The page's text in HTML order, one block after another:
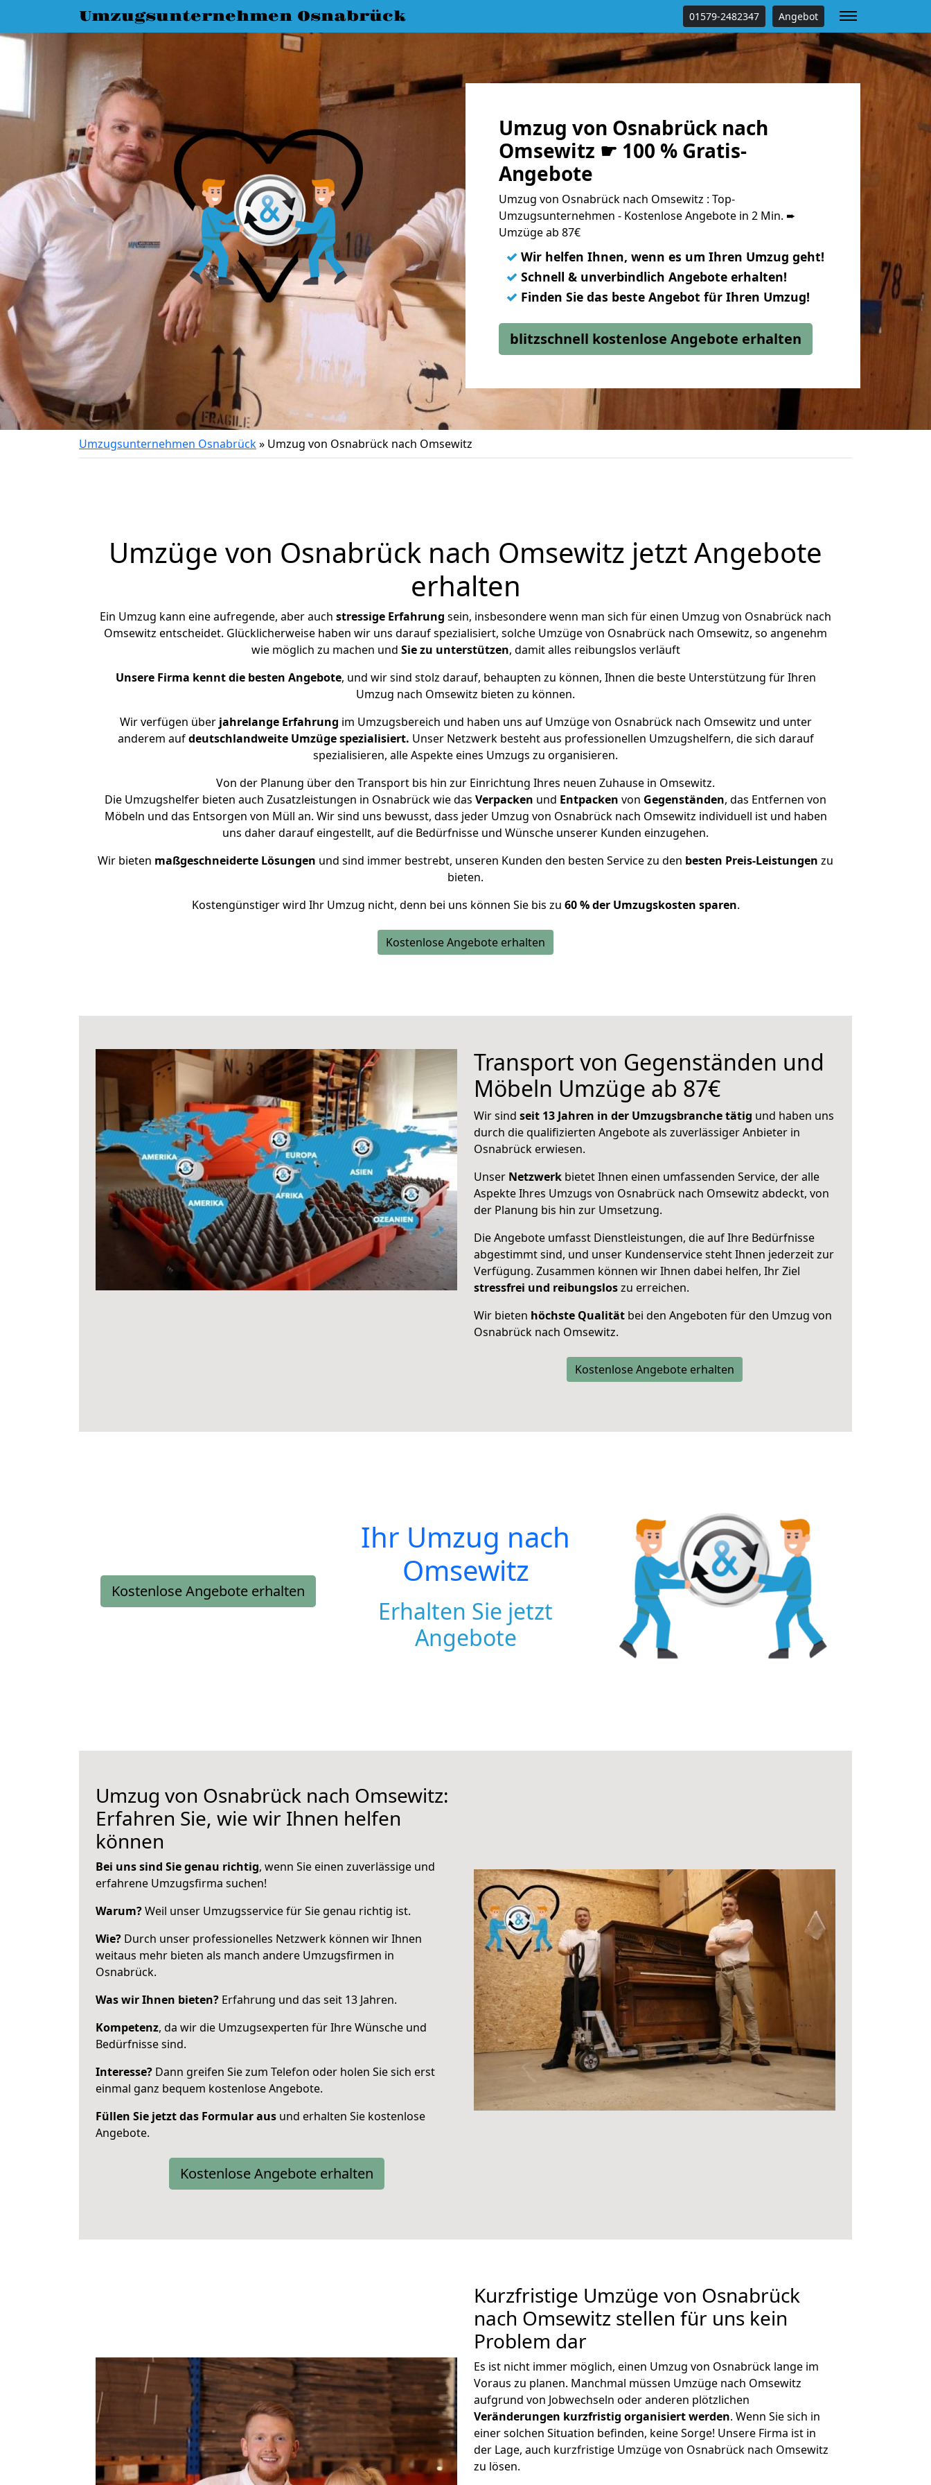
Umzugsunternehmen Osnabrück 01579-2482347 Angebot
Umzug von Osnabrück nach
Omsewitz ☛ 100 % Gratis-
Angebote
Umzug von Osnabrück nach Omsewitz : Top-
Umzugsunternehmen - Kostenlose Angebote in 2 Min. ➨
Umzüge ab 87€
✓ Wir helfen Ihnen, wenn es um Ihren Umzug geht!
✓ Schnell & unverbindlich Angebote erhalten!
✓ Finden Sie das beste Angebot für Ihren Umzug!
blitzschnell kostenlose Angebote erhalten
Umzugsunternehmen Osnabrück» Umzug von Osnabrück nach Omsewitz
Umzüge von Osnabrück nach Omsewitz jetzt Angebote
erhalten
Ein Umzug kann eine aufregende, aber auch stressige Erfahrung sein, insbesondere wenn man sich für einen Umzug von Osnabrück nach
Omsewitz entscheidet. Glücklicherweise haben wir uns darauf spezialisiert, solche Umzüge von Osnabrück nach Omsewitz, so angenehm
wie möglich zu machen und Sie zu unterstützen, damit alles reibungslos verläuft
Unsere Firma kennt die besten Angebote, und wir sind stolz darauf, behaupten zu können, Ihnen die beste Unterstützung für Ihren
Umzug nach Omsewitz bieten zu können.
Wir verfügen überjahrelange Erfahrung im Umzugsbereich und haben uns auf Umzüge von Osnabrück nach Omsewitz und unter
anderem aufdeutschlandweite Umzüge spezialisiert. Unser Netzwerk besteht aus professionellen Umzugshelfern, die sich darauf
spezialisieren, alle Aspekte eines Umzugs zu organisieren.
Von der Planung über den Transport bis hin zur Einrichtung Ihres neuen Zuhause in Omsewitz.
Die Umzugshelfer bieten auch Zusatzleistungen in Osnabrück wie das Verpacken und Entpacken von Gegenständen, das Entfernen von
Möbeln und das Entsorgen von Müll an. Wir sind uns bewusst, dass jeder Umzug von Osnabrück nach Omsewitz individuell ist und haben
uns daher darauf eingestellt, auf die Bedürfnisse und Wünsche unserer Kunden einzugehen.
Wir bieten maßgeschneiderte Lösungen und sind immer bestrebt, unseren Kunden den besten Service zu den besten Preis-Leistungen zu
bieten.
Kostengünstiger wird Ihr Umzug nicht, denn bei uns können Sie bis zu 60 % der Umzugskosten sparen.
Kostenlose Angebote erhalten
Transport von Gegenständen und
Möbeln Umzüge ab 87€
Wir sind seit 13 Jahren in der Umzugsbranche tätig und haben uns
durch die qualifizierten Angebote als zuverlässiger Anbieter in
Osnabrück erwiesen.
Unser Netzwerk bietet Ihnen einen umfassenden Service, der alle
Aspekte Ihres Umzugs von Osnabrück nach Omsewitz abdeckt, von
der Planung bis hin zur Umsetzung.
Die Angebote umfasst Dienstleistungen, die auf Ihre Bedürfnisse
abgestimmt sind, und unser Kundenservice steht Ihnen jederzeit zur
Verfügung. Zusammen können wir Ihnen dabei helfen, Ihr Ziel
stressfrei und reibungsloszu erreichen.
Wir bieten höchste Qualität bei den Angeboten für den Umzug von
Osnabrück nach Omsewitz.
Kostenlose Angebote erhalten
Kostenlose Angebote erhalten
Ihr Umzug nach
Omsewitz
Erhalten Sie jetzt
Angebote
Umzug von Osnabrück nach Omsewitz:
Erfahren Sie, wie wir Ihnen helfen
können
Bei uns sind Sie genau richtig, wenn Sie einen zuverlässige und
erfahrene Umzugsfirma suchen!
Warum?Weil unser Umzugsservice für Sie genau richtig ist.
Wie? Durch unser professionelles Netzwerk können wir Ihnen
weitaus mehr bieten als manch andere Umzugsfirmen in
Osnabrück.
Was wir Ihnen bieten? Erfahrung und das seit 13 Jahren.
Kompetenz, da wir die Umzugsexperten für Ihre Wünsche und
Bedürfnisse sind.
Interesse? Dann greifen Sie zum Telefon oder holen Sie sich erst
einmal ganz bequem kostenlose Angebote.
Füllen Sie jetzt das Formular aus und erhalten Sie kostenlose
Angebote.
Kostenlose Angebote erhalten
Kurzfristige Umzüge von Osnabrück
nach Omsewitz stellen für uns kein
Problem dar
Es ist nicht immer möglich, einen Umzug von Osnabrück lange im
Voraus zu planen. Manchmal müssen Umzüge nach Omsewitz
aufgrund von Jobwechseln oder anderen plötzlichen
Veränderungen kurzfristig organisiert werden. Wenn Sie sich in
einer solchen Situation befinden, keine Sorge! Unsere Firma ist in
der Lage, auch kurzfristige Umzüge von Osnabrück nach Omsewitz
zu lösen.